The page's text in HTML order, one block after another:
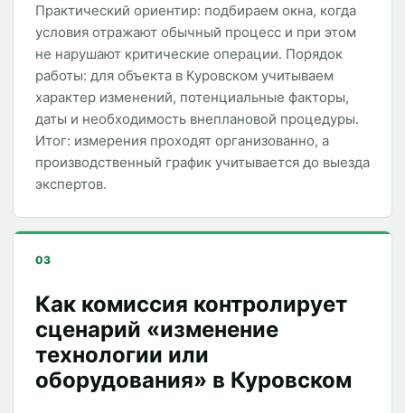
Практический ориентир: подбираем окна, когда
условия отражают обычный процесс и при этом
не нарушают критические операции. Порядок
работы: для объекта в Куровском учитываем
характер изменений, потенциальные факторы,
даты и необходимость внеплановой процедуры.
Итог: измерения проходят организованно, а
производственный график учитывается до выезда
экспертов.
03
Как комиссия контролирует
сценарий «изменение
технологии или
оборудования» в Куровском